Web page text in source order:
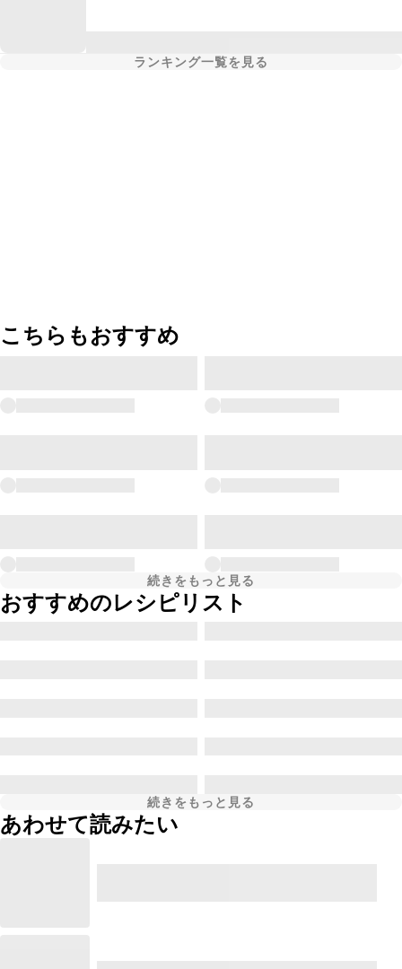
ランキング一覧を見る
こちらもおすすめ
続きをもっと見る
おすすめのレシピリスト
続きをもっと見る
あわせて読みたい